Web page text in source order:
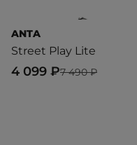
ANTA
Street Play Lite
7 490 ₽
4 099 ₽